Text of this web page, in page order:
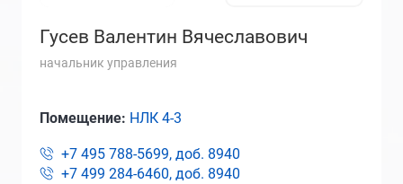
Гусев Валентин Вячеславович
начальник управления
Помещение: НЛК 4-3
+7 495 788-5699, доб. 8940
+7 499 284-6460, доб. 8940